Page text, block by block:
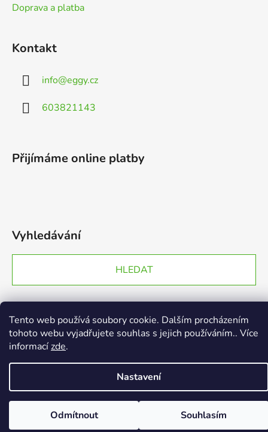
Tento web používá soubory cookie. Dalším procházením
tohoto webu vyjadřujete souhlas s jejich používáním.. Více
informacízde.
Nastavení
Odmítnout Souhlasím
Doprava a platba
Kontakt
info@eggy.cz
603821143
Přijímáme online platby
Vyhledávání
HLEDAT
Vytvořil Shoptet
Copyright 2026EGGY.cz. Všechna práva vyhrazena.